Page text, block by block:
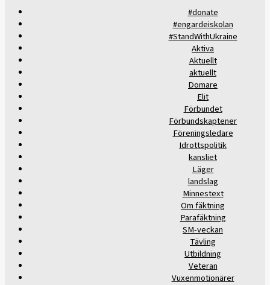
#donate
#engardeiskolan
#StandWithUkraine
Aktiva
Aktuellt
aktuellt
Domare
Elit
Förbundet
Förbundskaptener
Föreningsledare
Idrottspolitik
kansliet
Läger
landslag
Minnestext
Om fäktning
Parafäktning
SM-veckan
Tävling
Utbildning
Veteran
Vuxenmotionärer